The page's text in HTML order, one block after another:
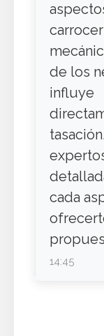
de los
influye
cada
14:45